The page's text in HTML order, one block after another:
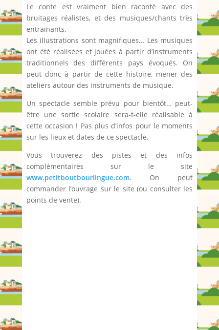
Le conte est vraiment bien raconté avec des
bruitages réalistes, et des musiques/chants très
entrainants.
Les illustrations sont magnifiques… Les musiques
ont été réalisées et jouées à partir d’instruments
traditionnels des différents pays évoqués. On
peut donc à partir de cette histoire, mener des
ateliers autour des instruments de musique.
Un spectacle semble prévu pour bientôt… peut-
être une sortie scolaire sera-t-elle réalisable à
cette occasion ! Pas plus d’infos pour le moments
sur les lieux et dates de ce spectacle.
Vous trouverez des pistes et des infos
complémentaires sur le site
www.petitboutbourlingue.com. On peut
commander l’ouvrage sur le site (ou consulter les
points de vente).